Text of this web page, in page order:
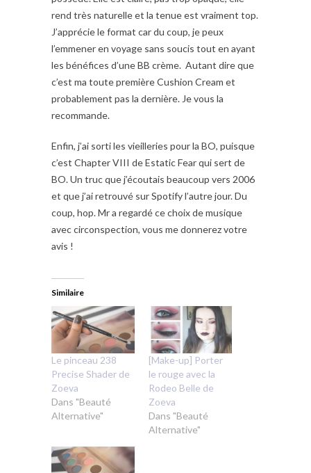
rend très naturelle et la tenue est vraiment top.
J’apprécie le format car du coup, je peux
l’emmener en voyage sans soucis tout en ayant
les bénéfices d’une BB crème. Autant dire que
c’est ma toute première Cushion Cream et
probablement pas la dernière. Je vous la
recommande.
Enfin, j’ai sorti les vieilleries pour la BO, puisque
c’est Chapter VIII de Estatic Fear qui sert de
BO. Un truc que j’écoutais beaucoup vers 2006
et que j’ai retrouvé sur Spotify l’autre jour. Du
coup, hop. Mr a regardé ce choix de musique
avec circonspection, vous me donnerez votre
avis !
Similaire
Le pinceau 238
Precise Shader de
Zoeva
Dans "Beauté
Alternative"
[Make-up] Porter
le rouge avec la
Rodeo Belle de
Zoeva
Dans "Beauté
Alternative"